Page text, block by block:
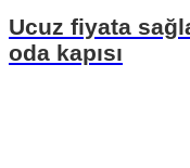
Ucuz fiyata
oda kapısı